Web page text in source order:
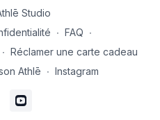
Studio
∙ FAQ ∙
∙ Réclamer une carte cadeau
Athlē ∙ Instagram